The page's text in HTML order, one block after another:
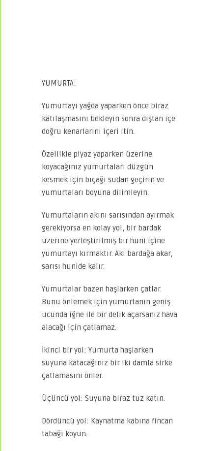
YUMURTA:
Yumurtayı yağda yaparken önce biraz
katılaşmasını bekleyin sonra dıştan içe
doğru kenarlarını içeri itin.
Özellikle piyaz yaparken üzerine
koyacağınız yumurtaları düzgün
kesmek için bıçağı sudan geçirin ve
yumurtaları boyuna dilimleyin.
Yumurtaların akını sarısından ayırmak
gerekiyorsa en kolay yol, bir bardak
üzerine yerleştirilmiş bir huni içine
yumurtayı kırmaktır. Akı bardağa akar,
sarısı hunide kalır.
Yumurtalar bazen haşlarken çatlar.
Bunu önlemek için yumurtanın geniş
ucunda iğne ile bir delik açarsanız hava
alacağı için çatlamaz.
İkinci bir yol: Yumurta haşlarken
suyuna katacağınız bir iki damla sirke
çatlamasını önler.
Üçüncü yol: Suyuna biraz tuz katın.
Dördüncü yol: Kaynatma kabına fincan
tabağı koyun.